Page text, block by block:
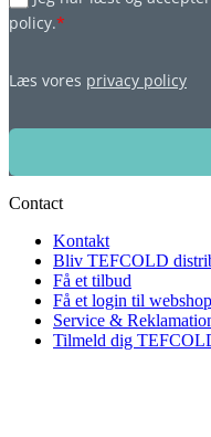
policy.*
Læs vores privacy policy
Contact
Kontakt
Bliv TEFCOLD
Få et tilbud
Få et login til
Service &
Tilmeld dig